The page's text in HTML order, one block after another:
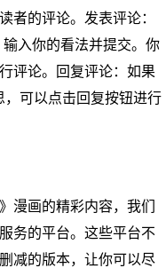
者的评论。发表评论：
输入你的看法并提交。你
评论。回复评论：如果
，可以点击回复按钮进行
漫画的精彩内容，我们
务的平台。这些平台不
减的版本，让你可以尽